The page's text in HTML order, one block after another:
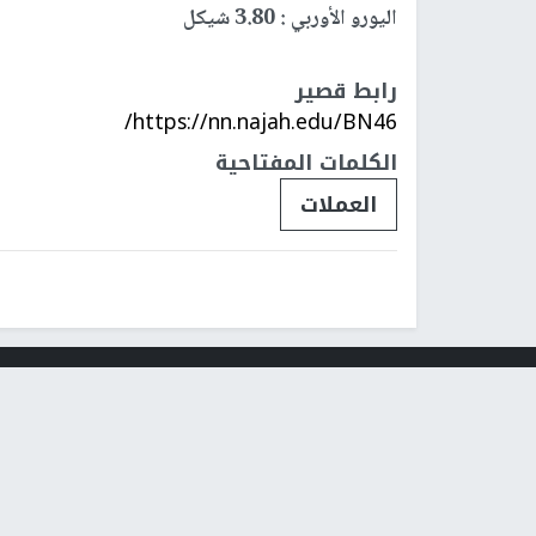
اليورو الأوربي : 3.80 شيكل
رابط قصير
https://nn.najah.edu/BN46/
الكلمات المفتاحية
العملات